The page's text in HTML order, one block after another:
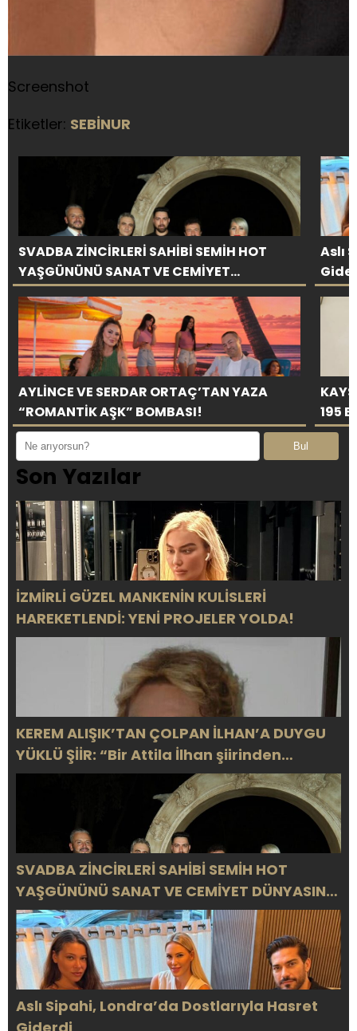
Screenshot
Etiketler: SEBİNUR
SVADBA ZİNCİRLERİ SAHİBİ SEMİH HOT
YAŞGÜNÜNÜ SANAT VE CEMİYET
DÜNYASININ ÜNLÜ İSİMLERİYLE KUTLADI!
Aslı
AYLİNCE VE SERDAR ORTAÇ’TAN YAZA
“ROMANTİK AŞK” BOMBASI!
195
Bul
Son Yazılar
İZMİRLİ GÜZEL MANKENİN KULİSLERİ
HAREKETLENDİ: YENİ PROJELER YOLDA!
KEREM ALIŞIK’TAN ÇOLPAN İLHAN’A DUYGU
YÜKLÜ ŞİİR: “Bir Attila İlhan şiirinden
çıkmıştı sanki”
SVADBA ZİNCİRLERİ SAHİBİ SEMİH HOT
YAŞGÜNÜNÜ SANAT VE CEMİYET DÜNYASININ
ÜNLÜ İSİMLERİYLE KUTLADI!
Aslı Sipahi, Londra’da Dostlarıyla Hasret